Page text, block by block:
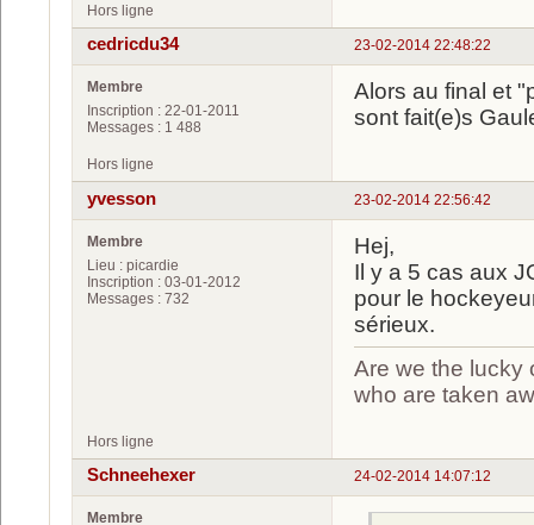
Hors ligne
23-02-2014 22:48:22
cedricdu34
Membre
Inscription : 22-01-2011
Messages : 1 488
Alors au final et
sont fait(e)s
Hors ligne
23-02-2014 22:56:42
yvesson
Membre
Lieu : picardie
Inscription : 03-01-2012
Messages : 732
Hej,
Il y a 5 cas aux
pour le
sérieux.
Are we the lucky
who are taken
Hors ligne
24-02-2014 14:07:12
Schneehexer
Membre